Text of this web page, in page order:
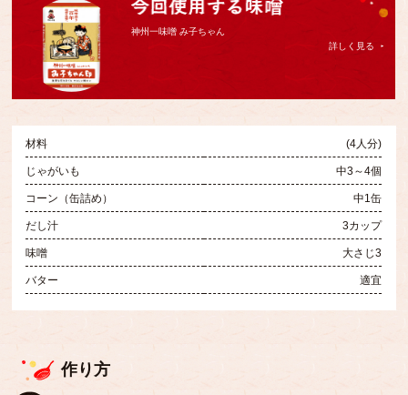
神州一味噌 み子ちゃん
詳しく見る
材料 (4人分)
じゃがいも 中3～4個
コーン（缶詰め） 中1缶
だし汁 3カップ
味噌 大さじ3
バター 適宜
作り方